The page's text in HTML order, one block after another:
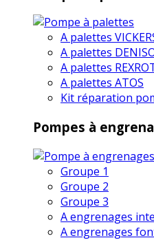
A palettes
A palettes
A palettes
A palettes ATOS
Kit réparation
Pompes à
Groupe 1
Groupe 2
Groupe 3
A engrenages
A engrenages